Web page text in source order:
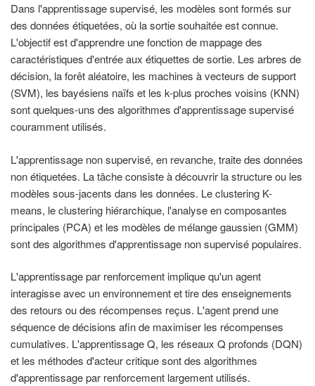
Dans l'apprentissage supervisé, les modèles sont formés sur
des données étiquetées, où la sortie souhaitée est connue.
L'objectif est d'apprendre une fonction de mappage des
caractéristiques d'entrée aux étiquettes de sortie. Les arbres de
décision, la forêt aléatoire, les machines à vecteurs de support
(SVM), les bayésiens naïfs et les k-plus proches voisins (KNN)
sont quelques-uns des algorithmes d'apprentissage supervisé
couramment utilisés.
L'apprentissage non supervisé, en revanche, traite des données
non étiquetées. La tâche consiste à découvrir la structure ou les
modèles sous-jacents dans les données. Le clustering K-
means, le clustering hiérarchique, l'analyse en composantes
principales (PCA) et les modèles de mélange gaussien (GMM)
sont des algorithmes d'apprentissage non supervisé populaires.
L'apprentissage par renforcement implique qu'un agent
interagisse avec un environnement et tire des enseignements
des retours ou des récompenses reçus. L'agent prend une
séquence de décisions afin de maximiser les récompenses
cumulatives. L'apprentissage Q, les réseaux Q profonds (DQN)
et les méthodes d'acteur critique sont des algorithmes
d'apprentissage par renforcement largement utilisés.